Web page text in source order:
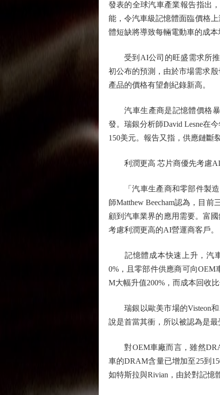
發表的全球汽車產業報告指出
能，令汽車級記憶體面臨價格
體短缺將導致每輛電動車的成
受到AI公司的旺盛需求所推動
初公布的預測，由於市場需求
產品的價格有望創紀錄新高。
汽車生產商是記憶體價格暴
發。瑞銀分析師David Lesne在
150美元。報告又指，供應鏈斷
利潤更高 芯片商優先考慮
「汽車生產商和零部件製造
師Matthew Beecham認為，目
顧到汽車業界的應用需要。富
考慮利潤更高的AI營運商客戶。
記憶體成本快速上升，汽車
0%，且零部件供應商可向OEM
M大幅升值200%，而成本回收
瑞銀以歐美市場的Visteon和
說是首當其衝，所以被認為是最
對OEM車廠而言，雖然
車的DRAM含量已增加至25到
如特斯拉與Rivian，由於對記憶